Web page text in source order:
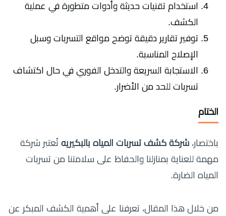
استخدام تقنيات حديثة وأدوات متطورة في عملية
الكشف.
توفير تقارير دقيقة توضح مواقع التسربات وسبل
الإصلاح المناسبة.
الاستجابة السريعة والتدخل الفوري في حال اكتشاف
تسربات للحد من الأضرار.
الختام
باختصار، شركة كشف تسربات المياه بالبكيريه تُعتبر شركة
مهمة للعناية بمنازلنا والحفاظ على سلامتنا من تسربات
المياه الضارة.
من خلال هذا المقال، تعرفنا على أهمية الكشف المبكر عن